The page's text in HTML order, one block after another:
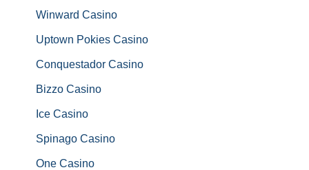
Winward Casino
Uptown Pokies Casino
Conquestador Casino
Bizzo Casino
Ice Casino
Spinago Casino
One Casino